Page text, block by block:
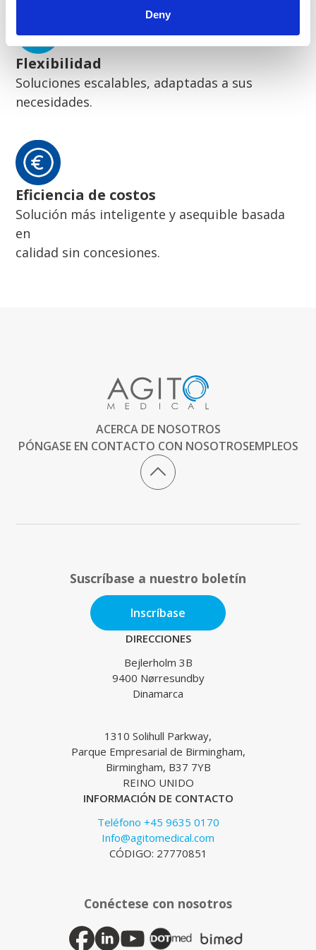
Deny
Flexibilidad
Soluciones escalables, adaptadas a sus
necesidades.
Eficiencia de costos
Solución más inteligente y asequible basada
en
calidad sin concesiones.
ACERCA DE NOSOTROS
PÓNGASE EN CONTACTO CON NOSOTROSEMPLEOS
Suscríbase a nuestro boletín
Inscríbase
DIRECCIONES
Bejlerholm 3B
9400 Nørresundby
Dinamarca
1310 Solihull Parkway,
Parque Empresarial de Birmingham,
Birmingham, B37 7YB
REINO UNIDO
INFORMACIÓN DE CONTACTO
Teléfono +45 9635 0170
Info@agitomedical.com
CÓDIGO: 27770851
Conéctese con nosotros